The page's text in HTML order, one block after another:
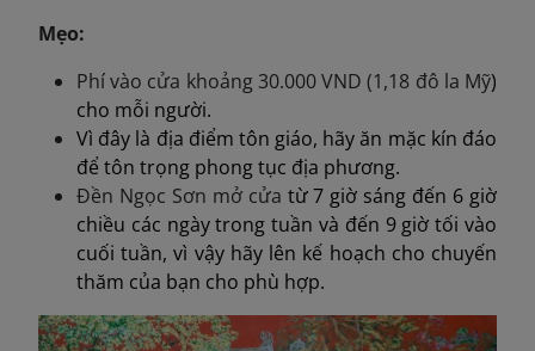
Mẹo:
Phí vào cửa khoảng 30.000 VND (1,18 đô la Mỹ)
cho mỗi người.
Vì đây là địa điểm tôn giáo, hãy ăn mặc kín đáo
để tôn trọng phong tục địa phương.
Đền Ngọc Sơn mở cửa từ 7 giờ sáng đến 6 giờ
chiều các ngày trong tuần và đến 9 giờ tối vào
cuối tuần, vì vậy hãy lên kế hoạch cho chuyến
thăm của bạn cho phù hợp.